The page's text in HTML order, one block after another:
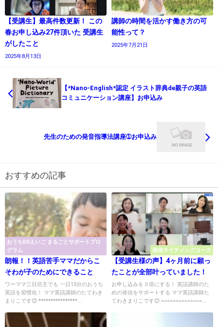
【受講生】最高件数更新！ この
春お申し込み27件頂いた 受講生
がしたこと
2025年8月13日
講師の時間を活かす働き方の可
能性って？
2025年7月21日
【*Nano-English*認定 イラスト辞典de親子の英語
コミュニケーション講座】お申込み
先生のための発音指導法講座➀お申込み
おすすめの記事
おうちDEえいご まるごとサポートプロ
グラム
朗報！！英語苦手ママだからこ
そわが子のためにできること
ワーママ三日坊主でも 一日15分のおうち
英語を習慣化！ ママ英語講師のたてわき
まりこです😊 ****************...
発信ライティングコース
【受講生様の声】4ヶ月前に願っ
たことが全部叶っていました！
お申し込みを３倍にする！ 英語講師のた
めの発信をサポートする ママ英語講師た
てわきまりこです😊 ==============...